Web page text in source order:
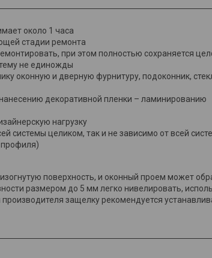
около 1 часа
стадии ремонта
при этом полностью сохраняется
не единожды
оконную и дверную фурнитуру, подоконник,
декоративной пленки – ламинированию
нагрузку
системы целиком, так и не зависимо от всей
профиля)
поверхность, и оконный проем может
размером до 5 мм легко нивелировать,
защелку рекомендуется